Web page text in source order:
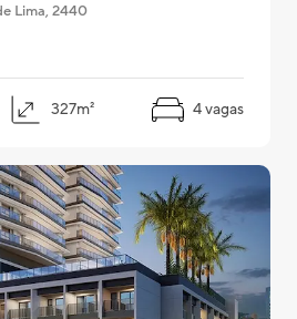
Lima, 2440
327m² 4 vagas